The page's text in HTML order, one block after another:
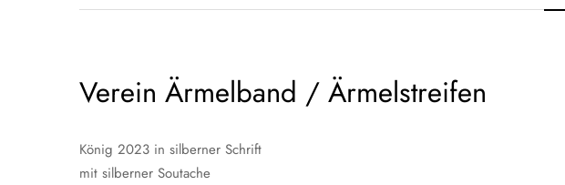
Verein Ärmelband / Ärmelstreifen
König 2023 in silberner Schrift
mit silberner Soutache